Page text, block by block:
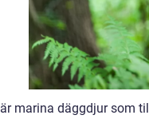
marina däggdjur som